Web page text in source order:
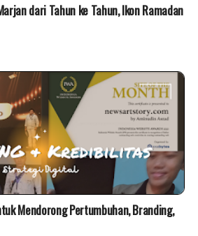
dari Tahun ke Tahun, Ikon Ramadan
Mendorong Pertumbuhan, Branding,